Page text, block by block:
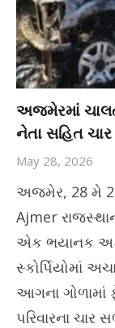
અજમેરમાં
નેતા સહિત ચાર
May 28, 2026
અજમેર, 28 મે
Ajmer
એક ભયાનક
સ્કોર્પિયોમાં
આગના
પરિવારના ચાર